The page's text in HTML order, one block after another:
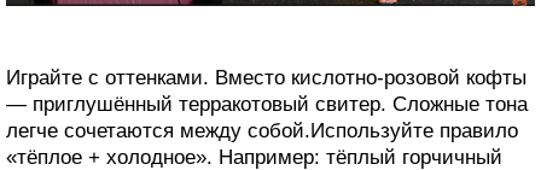
Играйте с оттенками. Вместо кислотно-розовой кофты
— приглушённый терракотовый свитер. Сложные тона
легче сочетаются между собой.Используйте правило
«тёплое + холодное». Например: тёплый горчичный